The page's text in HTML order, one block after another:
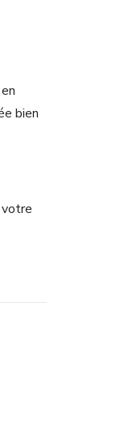
bien
votre